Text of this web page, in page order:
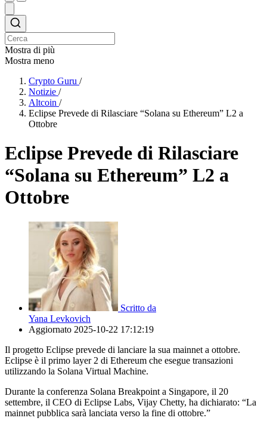
Mostra di più
Mostra meno
Crypto Guru /
Notizie /
Altcoin /
Eclipse Prevede di Rilasciare “Solana su Ethereum” L2 a
Ottobre
Eclipse Prevede di Rilasciare
“Solana su Ethereum” L2 a
Ottobre
Scritto da
Yana Levkovich
Aggiornato 2025-10-22 17:12:19
Il progetto Eclipse prevede di lanciare la sua mainnet a ottobre.
Eclipse è il primo layer 2 di Ethereum che esegue transazioni
utilizzando la Solana Virtual Machine.
Durante la conferenza Solana Breakpoint a Singapore, il 20
settembre, il CEO di Eclipse Labs, Vijay Chetty, ha dichiarato: “La
mainnet pubblica sarà lanciata verso la fine di ottobre.”